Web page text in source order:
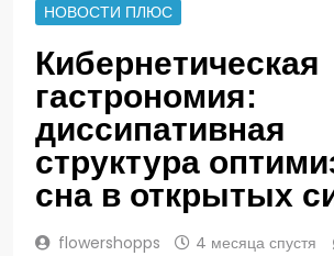
НОВОСТИ ПЛЮС
Кибернетическая
гастрономия:
диссипативная
структура
сна в открытых
flowershopps 4 месяца спустя